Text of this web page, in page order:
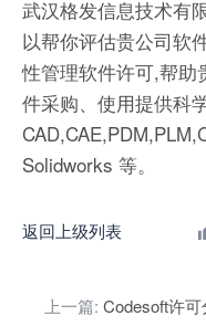
武汉格发信息技术有
以帮你评估贵公司软
性管理软件许可,帮助
件采购、使用提供科
Solidworks 等。
返回上级列表
上一篇: Codesoft许